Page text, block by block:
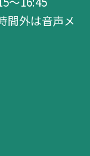
間外は音声メ